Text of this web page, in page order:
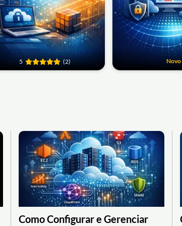
5 (2) Novo
Como Configurar e Gerenciar